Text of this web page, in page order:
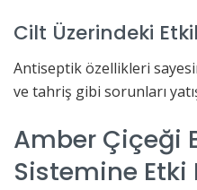
Cilt Üzerindeki
Antiseptik özellikleri
ve tahriş gibi sorunları
Amber Çiçeği
Sistemine Etki